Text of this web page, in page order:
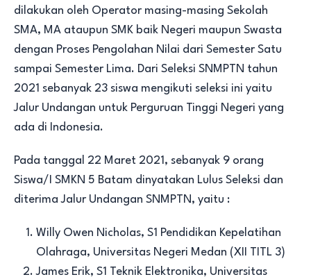
dilakukan oleh Operator masing-masing Sekolah
SMA, MA ataupun SMK baik Negeri maupun Swasta
dengan Proses Pengolahan Nilai dari Semester Satu
sampai Semester Lima. Dari Seleksi SNMPTN tahun
2021 sebanyak 23 siswa mengikuti seleksi ini yaitu
Jalur Undangan untuk Perguruan Tinggi Negeri yang
ada di Indonesia.
Pada tanggal 22 Maret 2021, sebanyak 9 orang
Siswa/I SMKN 5 Batam dinyatakan Lulus Seleksi dan
diterima Jalur Undangan SNMPTN, yaitu :
Willy Owen Nicholas, S1 Pendidikan Kepelatihan
Olahraga, Universitas Negeri Medan (XII TITL 3)
James Erik, S1 Teknik Elektronika, Universitas